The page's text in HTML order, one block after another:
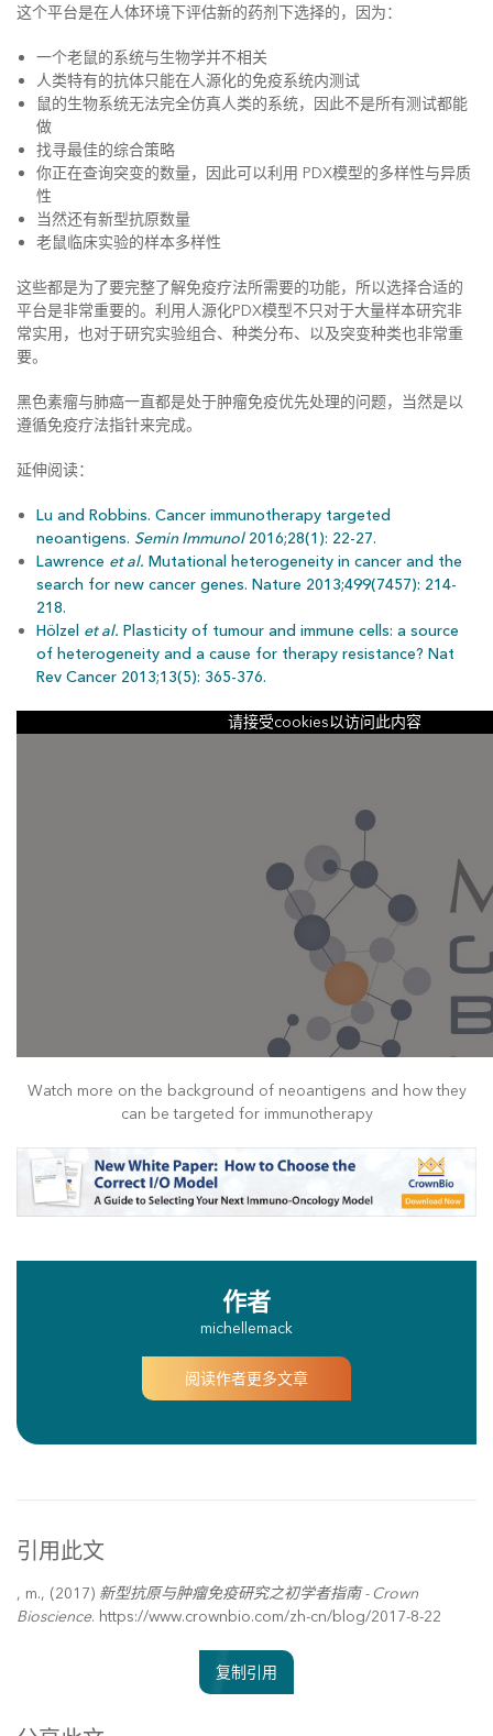
这个平台是在人体环境下评估新的药剂下选择的，因为：
一个老鼠的系统与生物学并不相关
人类特有的抗体只能在人源化的免疫系统内测试
鼠的生物系统无法完全仿真人类的系统，因此不是所有测试都能
做
找寻最佳的综合策略
你正在查询突变的数量，因此可以利用 PDX模型的多样性与异质
性
当然还有新型抗原数量
老鼠临床实验的样本多样性
这些都是为了要完整了解免疫疗法所需要的功能，所以选择合适的
平台是非常重要的。利用人源化PDX模型不只对于大量样本研究非
常实用，也对于研究实验组合、种类分布、以及突变种类也非常重
要。
黑色素瘤与肺癌一直都是处于肿瘤免疫优先处理的问题，当然是以
遵循免疫疗法指针来完成。
延伸阅读：
Lu and Robbins. Cancer immunotherapy targeted
neoantigens. Semin Immunol2016;28(1): 22-27.
Lawrence et al. Mutational heterogeneity in cancer and the
search for new cancer genes. Nature 2013;499(7457): 214-
218.
Hölzel et al. Plasticity of tumour and immune cells: a source
of heterogeneity and a cause for therapy resistance? Nat
Rev Cancer 2013;13(5): 365-376.
请接受cookies以访问此内容
Watch more on the background of neoantigens and how they
can be targeted for immunotherapy
作者
michellemack
阅读作者更多文章
引用此文
, m., (2017) 新型抗原与肿瘤免疫研究之初学者指南 - Crown
Bioscience. https://www.crownbio.com/zh-cn/blog/2017-8-22
复制引用